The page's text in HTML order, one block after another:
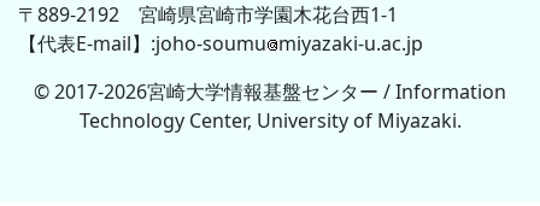
〒889-2192 宮崎県宮崎市学園木花台西1-1
【代表E-mail】:joho-soumu miyazaki-u.ac.jp
© 2017-2026宮崎大学情報基盤センター / Information
Technology Center, University of Miyazaki.